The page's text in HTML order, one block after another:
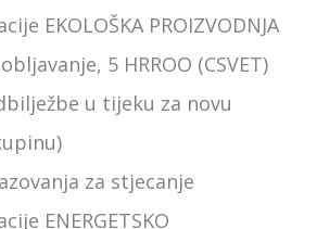
EKOLOŠKA PROIZVODNJA
5 HRROO (CSVET)
u tijeku za novu
za stjecanje
ENERGETSKO